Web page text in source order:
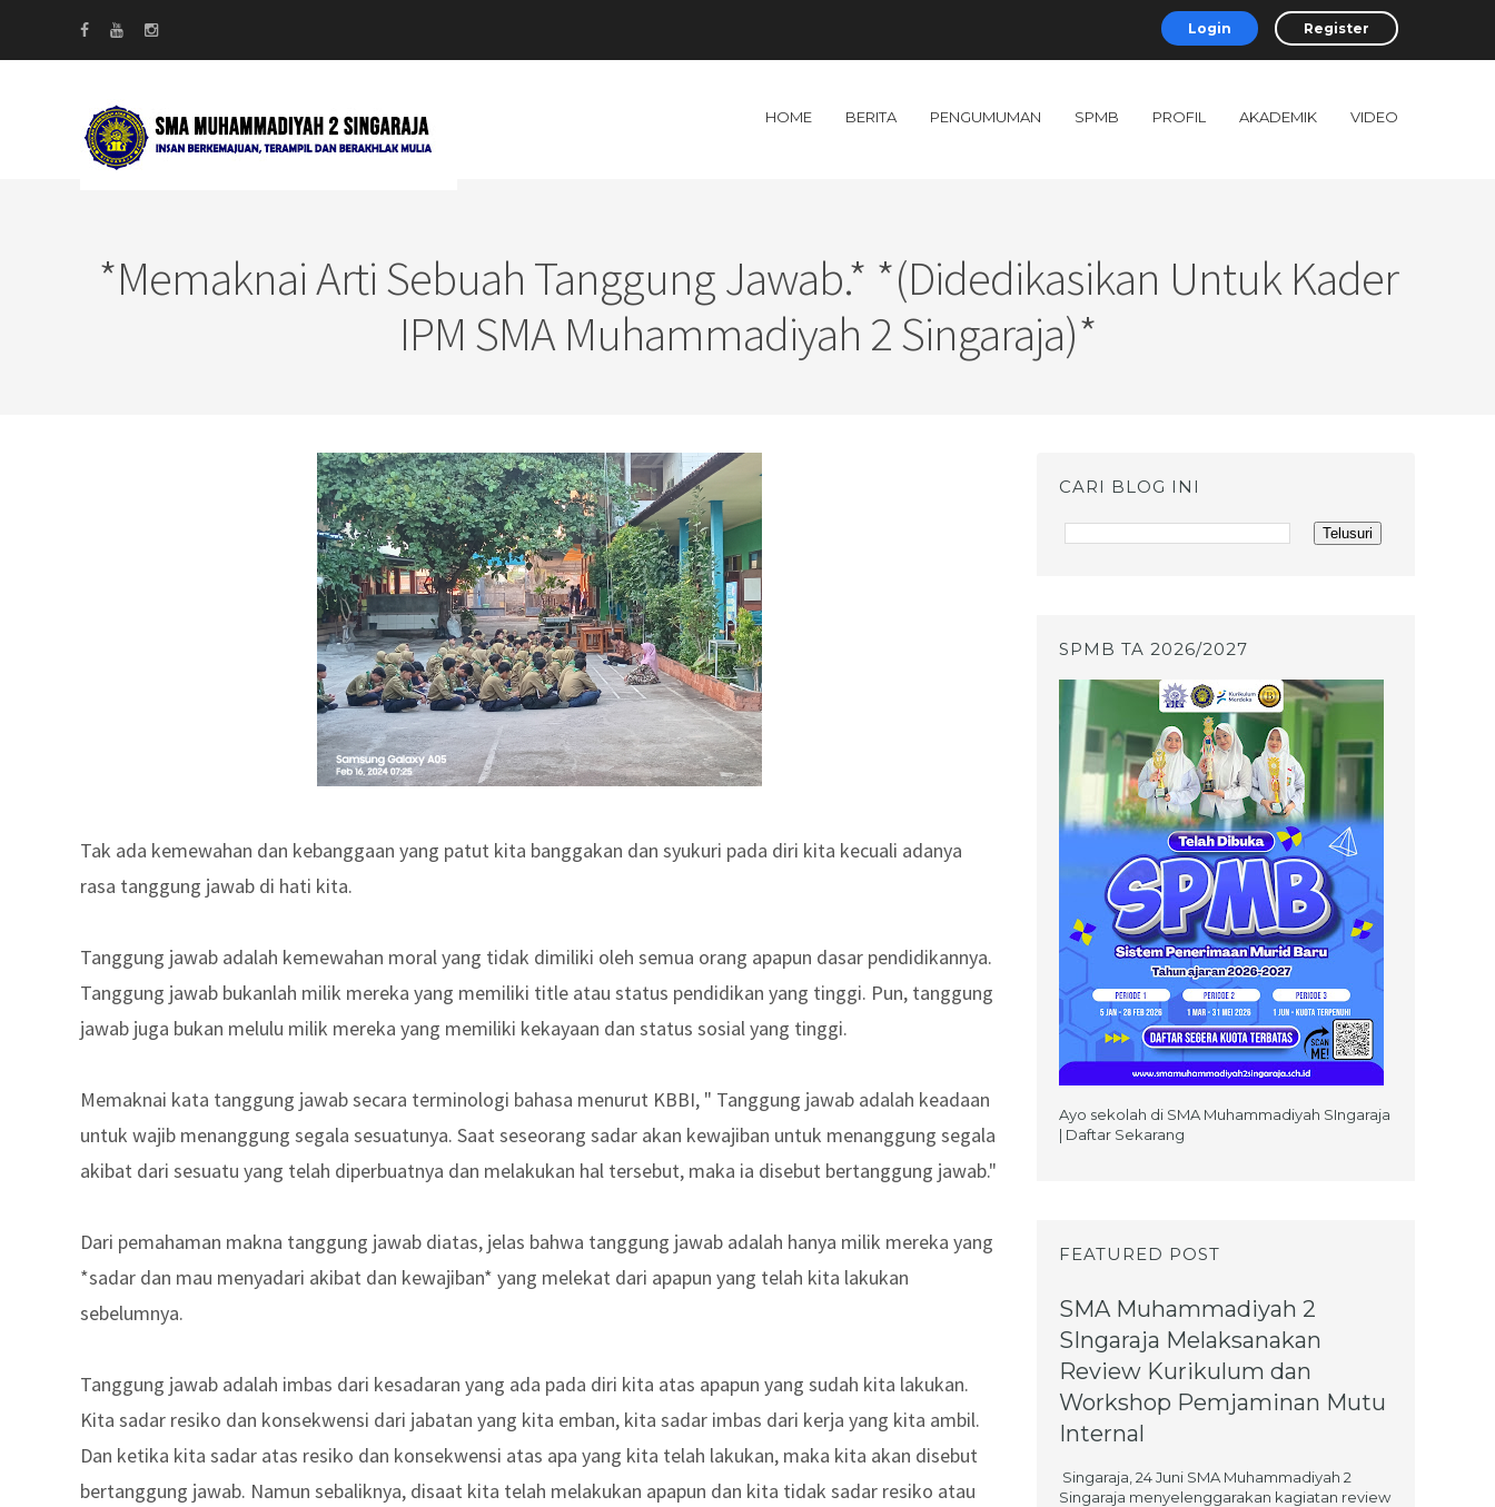
Login Register
HOME BERITA PENGUMUMAN SPMB PROFIL AKADEMIK VIDEO
*Memaknai Arti Sebuah Tanggung Jawab.* *(Didedikasikan Untuk Kader
IPM SMA Muhammadiyah 2 Singaraja)*
Tak ada kemewahan dan kebanggaan yang patut kita banggakan dan syukuri pada diri kita kecuali adanya
rasa tanggung jawab di hati kita.
Tanggung jawab adalah kemewahan moral yang tidak dimiliki oleh semua orang apapun dasar pendidikannya.
Tanggung jawab bukanlah milik mereka yang memiliki title atau status pendidikan yang tinggi. Pun, tanggung
jawab juga bukan melulu milik mereka yang memiliki kekayaan dan status sosial yang tinggi.
Memaknai kata tanggung jawab secara terminologi bahasa menurut KBBI, " Tanggung jawab adalah keadaan
untuk wajib menanggung segala sesuatunya. Saat seseorang sadar akan kewajiban untuk menanggung segala
akibat dari sesuatu yang telah diperbuatnya dan melakukan hal tersebut, maka ia disebut bertanggung jawab."
Dari pemahaman makna tanggung jawab diatas, jelas bahwa tanggung jawab adalah hanya milik mereka yang
*sadar dan mau menyadari akibat dan kewajiban* yang melekat dari apapun yang telah kita lakukan
sebelumnya.
Tanggung jawab adalah imbas dari kesadaran yang ada pada diri kita atas apapun yang sudah kita lakukan.
Kita sadar resiko dan konsekwensi dari jabatan yang kita emban, kita sadar imbas dari kerja yang kita ambil.
Dan ketika kita sadar atas resiko dan konsekwensi atas apa yang kita telah lakukan, maka kita akan disebut
bertanggung jawab. Namun sebaliknya, disaat kita telah melakukan apapun dan kita tidak sadar resiko atau
CARI BLOG INI
SPMB TA 2026/2027
Ayo sekolah di SMA Muhammadiyah SIngaraja
| Daftar Sekarang
FEATURED POST
SMA Muhammadiyah 2
SIngaraja Melaksanakan
Review Kurikulum dan
Workshop Pemjaminan Mutu
Internal
Singaraja, 24 Juni SMA Muhammadiyah 2
Singaraja menyelenggarakan kagiatan review